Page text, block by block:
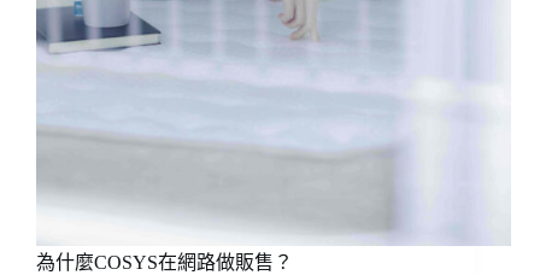
型
態
為什麼COSYS在網路做販售？